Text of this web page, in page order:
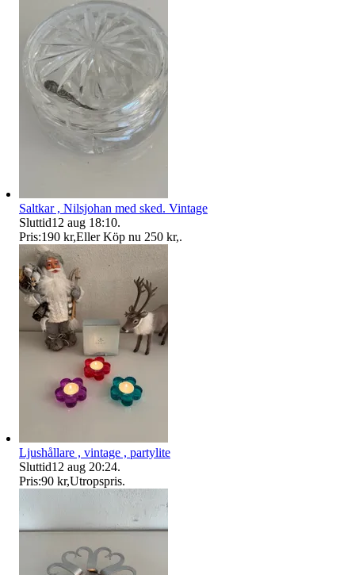
Saltkar , Nilsjohan med sked. Vintage
Sluttid12 aug 18:10.
Pris:190 kr,Eller Köp nu 250 kr,.
Ljushållare , vintage , partylite
Sluttid12 aug 20:24.
Pris:90 kr,Utropspris.